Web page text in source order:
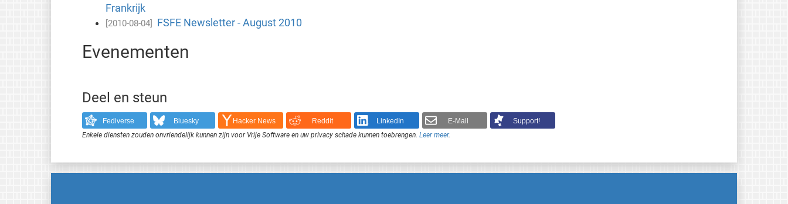
Frankrijk
[2010-08-04] FSFE Newsletter - August 2010
Evenementen
Deel en steun
Fediverse Bluesky Hacker News Reddit LinkedIn E-Mail
Support!
Enkele diensten zouden onvriendelijk kunnen zijn voor Vrije Software en uw privacy schade kunnen toebrengen. Leer meer.